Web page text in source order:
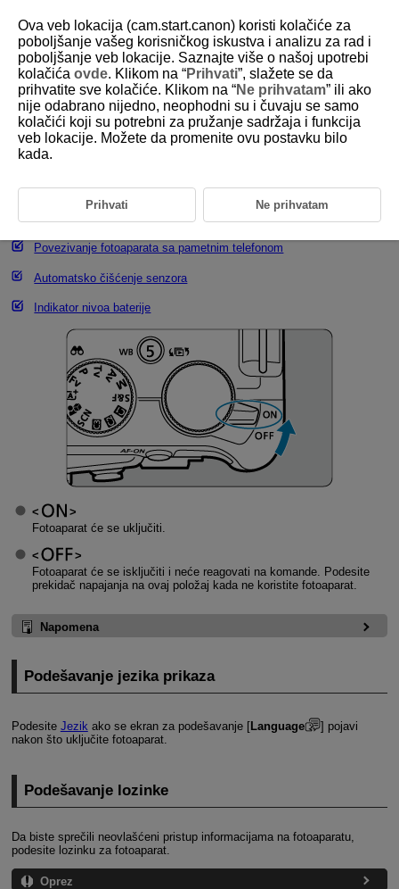
D388-020
Uključivanje fotoaparata
Podešavanje jezika prikaza
Podešavanje lozinke
Povezivanje fotoaparata sa pametnim telefonom
Automatsko čišćenje senzora
Indikator nivoa baterije
Fotoaparat će se uključiti.
Fotoaparat će se isključiti i neće reagovati na komande. Podesite
prekidač napajanja na ovaj položaj kada ne koristite fotoaparat.
Napomena
Podešavanje jezika prikaza
Podesite Jezik ako se ekran za podešavanje [Language
] pojavi
nakon što uključite fotoaparat.
Podešavanje lozinke
Da biste sprečili neovlašćeni pristup informacijama na fotoaparatu,
podesite lozinku za fotoaparat.
Oprez
Ova veb lokacija (cam.start.canon) koristi kolačiće za
poboljšanje vašeg korisničkog iskustva i analizu za rad i
poboljšanje veb lokacije. Saznajte više o našoj upotrebi
kolačića ovde. Klikom na “Prihvati”, slažete se da
prihvatite sve kolačiće. Klikom na “Ne prihvatam” ili ako
nije odabrano nijedno, neophodni su i čuvaju se samo
kolačići koji su potrebni za pružanje sadržaja i funkcija
veb lokacije. Možete da promenite ovu postavku bilo
kada.
Prihvati Ne prihvatam